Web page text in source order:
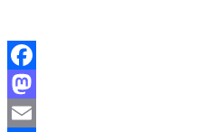
Facebook
Mastodon